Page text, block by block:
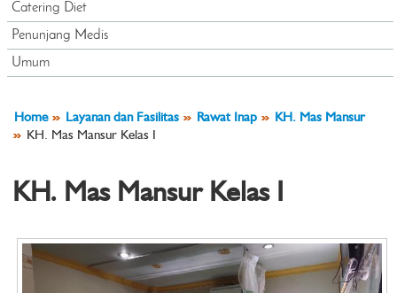
Catering Diet
Penunjang Medis
Umum
Home Layanan dan Fasilitas Rawat Inap
KH. Mas Mansur
KH. Mas Mansur Kelas I
KH. Mas Mansur Kelas I